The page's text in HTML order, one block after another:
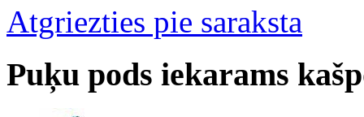
Atgriezties pie saraksta
Puķu pods iekarams